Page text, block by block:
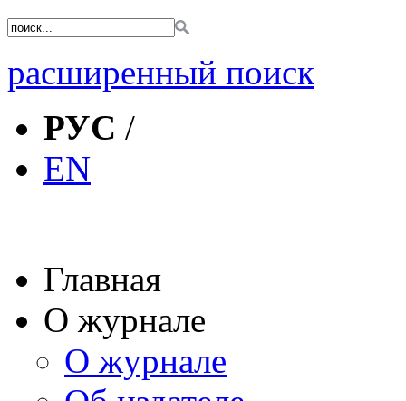
расширенный поиск
РУС /
EN
Главная
О журнале
О журнале